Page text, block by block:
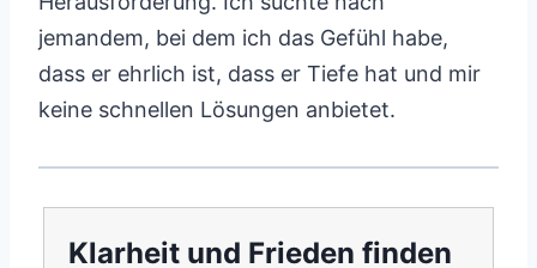
jemandem, bei dem ich das Gefühl habe,
dass er ehrlich ist, dass er Tiefe hat und mir
keine schnellen Lösungen anbietet.
Klarheit und Frieden finden